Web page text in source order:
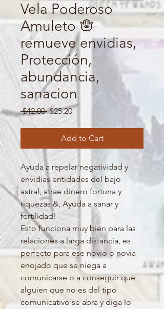
Vela Poderoso
Amuleto 🪬
remueve envidias,
Protección,
abundancia,
sanacion
$42.00 Regular
$25.20Sale
Add to Cart
Ayuda a repelar negatividad y
envidias entidades del bajo
astral, atrae dinero fortuna y
riquezas &, Ayuda a sanar y
fertilidad!
Esto funciona muy bien para las
relaciones a larga distancia, es
perfecto para ese novio o novia
enojado que se niega a
comunicarse o a conseguir que
alguien que no es del tipo
comunicativo se abra y diga lo